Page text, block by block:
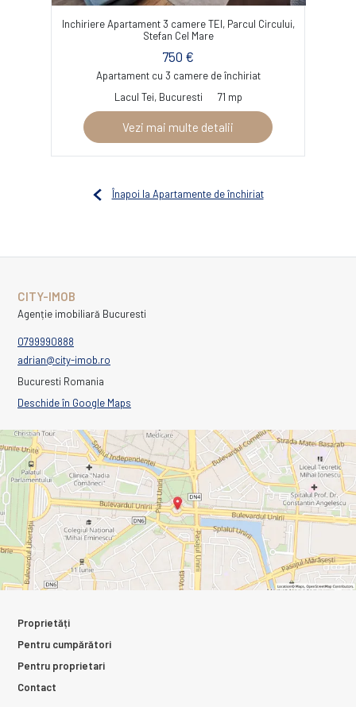
Inchiriere Apartament 3 camere TEI, Parcul Circului,
Stefan Cel Mare
750 €
Apartament cu 3 camere de închiriat
Lacul Tei, Bucuresti
71 mp
Vezi mai multe detalii
Înapoi la Apartamente de închiriat
CITY-IMOB
Agenție imobiliară Bucuresti
0799990888
adrian@city-imob.ro
Bucuresti Romania
Deschide în Google Maps
Proprietăți
Pentru cumpărători
Pentru proprietari
Contact